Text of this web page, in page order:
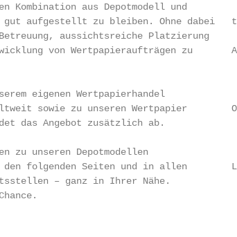
Kombination aus Depotmodell und
gut aufgestellt zu bleiben. Ohne dabei
aussichtsreiche Platzierung
von Wertpapieraufträgen zu
eigenen Wertpapier­handel
sowie zu unseren Wertpapier­        Ob
das Angebot zusätzlich ab.
zu unseren Depotmodellen
den folgenden Seiten und in allen
– ganz in Ihrer Nähe.